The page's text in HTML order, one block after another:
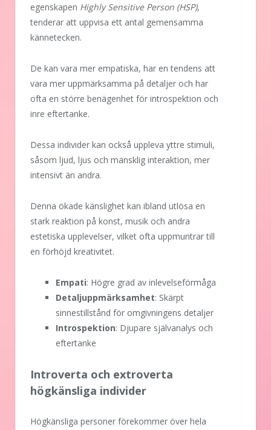
egenskapen Highly Sensitive Person (HSP),
tenderar att uppvisa ett antal gemensamma
kännetecken.
De kan vara mer empatiska, har en tendens att
vara mer uppmärksamma på detaljer och har
ofta en större benägenhet för introspektion och
inre eftertanke.
Dessa individer kan också uppleva yttre stimuli,
såsom ljud, ljus och mänsklig interaktion, mer
intensivt än andra.
Denna ökade känslighet kan ibland utlösa en
stark reaktion på konst, musik och andra
estetiska upplevelser, vilket ofta uppmuntrar till
en förhöjd kreativitet.
Empati: Högre grad av inlevelseförmåga
Detaljuppmärksamhet: Skärpt
sinnestillstånd för omgivningens detaljer
Introspektion: Djupare självanalys och
eftertanke
Introverta och extroverta
högkänsliga individer
Högkänsliga personer förekommer över hela